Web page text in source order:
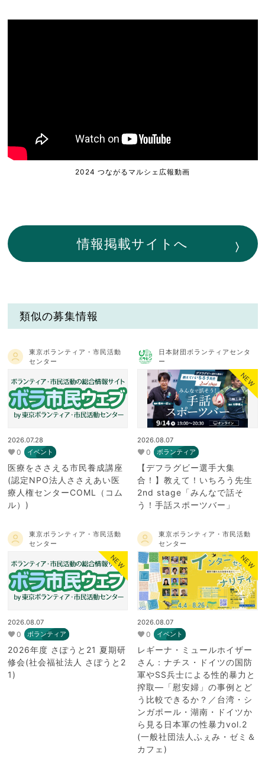
2024 つながるマルシェ広報動画
情報掲載サイトへ
類似の募集情報
東京ボランティア・市民活動
センター
2026.07.28
0 イベント
医療をささえる市民養成講座
(認定NPO法人ささえあい医
療人権センターCOML（コム
ル）)
日本財団ボランティアセンタ
ー
NEW
2026.08.07
0 ボランティア
【デフラグビー選手大集
合！】教えて！いちろう先生
2nd stage「みんなで話そ
う！手話スポーツバー」
東京ボランティア・市民活動
センター
NEW
2026.08.07
0 ボランティア
2026年度 さぽうと21 夏期研
修会(社会福祉法人 さぽうと2
1)
東京ボランティア・市民活動
センター
NEW
2026.08.07
0 イベント
レギーナ・ミュールホイザー
さん：ナチス・ドイツの国防
軍やSS兵士による性的暴力と
搾取―「慰安婦」の事例とど
う比較できるか？／台湾・シ
ンガポール・湖南・ドイツか
ら見る日本軍の性暴力vol.2
(一般社団法人ふぇみ・ゼミ＆
カフェ)